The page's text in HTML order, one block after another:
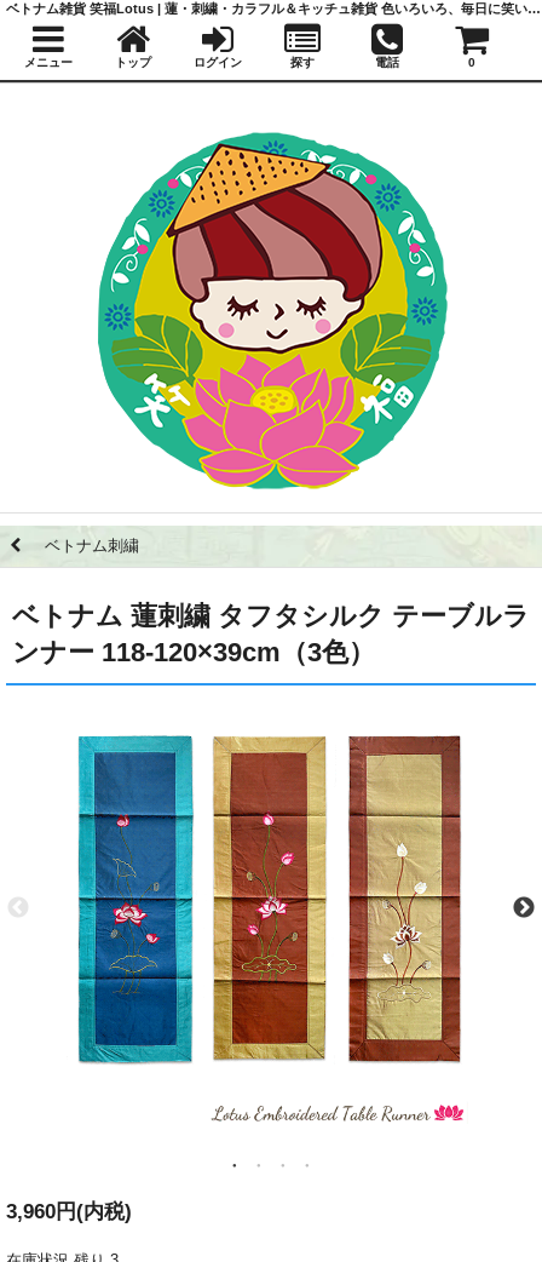
ベトナム刺繍
ベトナム 蓮刺繍 タフタシルク テーブルラ
ンナー 118-120×39cm（3色）
3,960円(内税)
ベトナム雑貨 笑福Lotus | 蓮・刺繍・カラフル＆キッチュ雑貨 色いろいろ、毎日に笑いと福を
メニュー トップ ログイン 探す 電話 0